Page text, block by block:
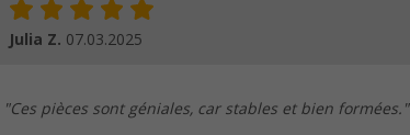
Julia Z. 07.03.2025
"Ces pièces sont géniales, car stables et bien formées."